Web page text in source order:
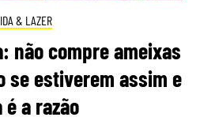
& LAZER
não compre ameixas
se estiverem assim e
é a razão